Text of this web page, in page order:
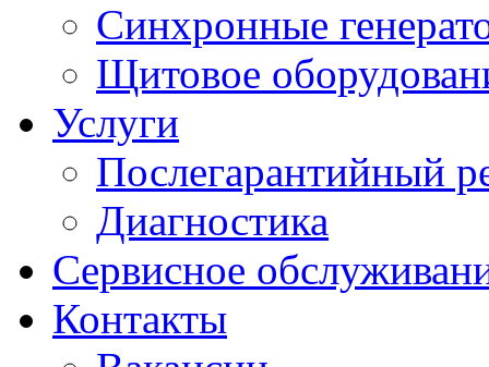
Синхронные
Щитовое
Услуги
Послегарантийный
Диагностика
Сервисное
Контакты